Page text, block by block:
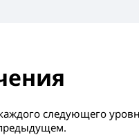
следующего